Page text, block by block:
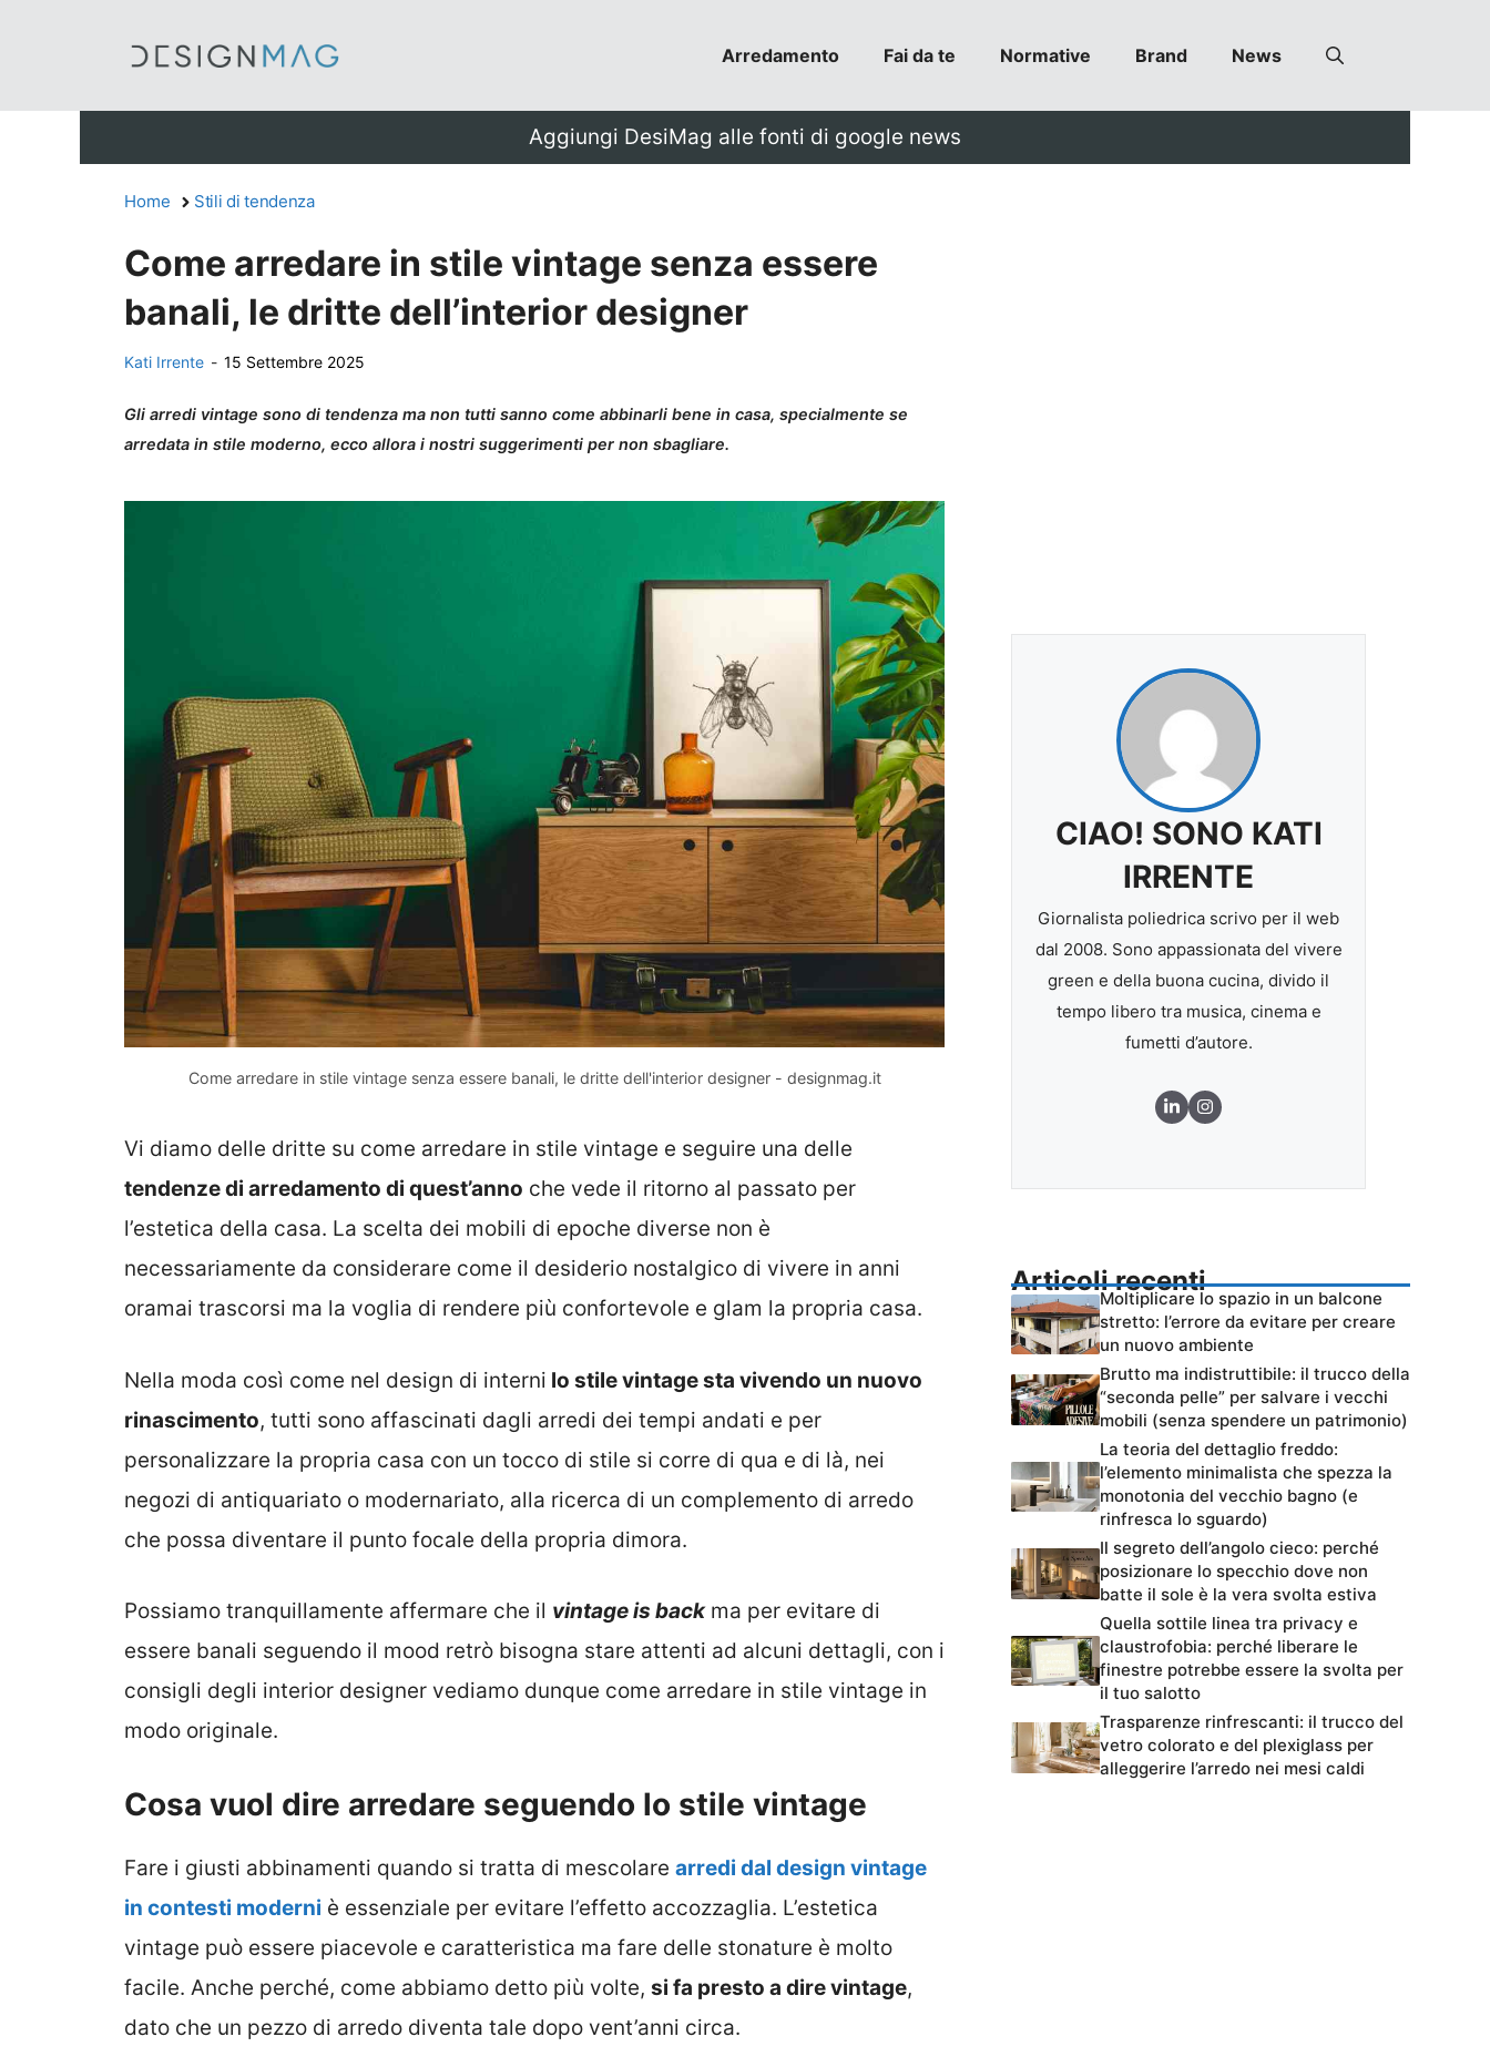
Arredamento Fai da te Normative Brand News
Aggiungi DesiMag alle fonti di google news
Home Stili di tendenza
Come arredare in stile vintage senza essere
banali, le dritte dell’interior designer
Kati Irrente - 15 Settembre 2025
Gli arredi vintage sono di tendenza ma non tutti sanno come abbinarli bene in casa, specialmente se
arredata in stile moderno, ecco allora i nostri suggerimenti per non sbagliare.
Come arredare in stile vintage senza essere banali, le dritte dell'interior designer - designmag.it
Vi diamo delle dritte su come arredare in stile vintage e seguire una delle
tendenze di arredamento di quest’anno che vede il ritorno al passato per
l’estetica della casa. La scelta dei mobili di epoche diverse non è
necessariamente da considerare come il desiderio nostalgico di vivere in anni
oramai trascorsi ma la voglia di rendere più confortevole e glam la propria casa.
Nella moda così come nel design di interni lo stile vintage sta vivendo un nuovo
rinascimento, tutti sono affascinati dagli arredi dei tempi andati e per
personalizzare la propria casa con un tocco di stile si corre di qua e di là, nei
negozi di antiquariato o modernariato, alla ricerca di un complemento di arredo
che possa diventare il punto focale della propria dimora.
Possiamo tranquillamente affermare che il vintage is backma per evitare di
essere banali seguendo il mood retrò bisogna stare attenti ad alcuni dettagli, con i
consigli degli interior designer vediamo dunque come arredare in stile vintage in
modo originale.
Cosa vuol dire arredare seguendo lo stile vintage
Fare i giusti abbinamenti quando si tratta di mescolare arredi dal design vintage
in contesti moderni è essenziale per evitare l’effetto accozzaglia. L’estetica
vintage può essere piacevole e caratteristica ma fare delle stonature è molto
facile. Anche perché, come abbiamo detto più volte, si fa presto a dire vintage,
dato che un pezzo di arredo diventa tale dopo vent’anni circa.
CIAO! SONO KATI
IRRENTE
Giornalista poliedrica scrivo per il web
dal 2008. Sono appassionata del vivere
green e della buona cucina, divido il
tempo libero tra musica, cinema e
fumetti d’autore.
Articoli recenti
Moltiplicare lo spazio in un balcone
stretto: l’errore da evitare per creare
un nuovo ambiente
Brutto ma indistruttibile: il trucco della
“seconda pelle” per salvare i vecchi
mobili (senza spendere un patrimonio)
La teoria del dettaglio freddo:
l’elemento minimalista che spezza la
monotonia del vecchio bagno (e
rinfresca lo sguardo)
Il segreto dell’angolo cieco: perché
posizionare lo specchio dove non
batte il sole è la vera svolta estiva
Quella sottile linea tra privacy e
claustrofobia: perché liberare le
finestre potrebbe essere la svolta per
il tuo salotto
Trasparenze rinfrescanti: il trucco del
vetro colorato e del plexiglass per
alleggerire l’arredo nei mesi caldi